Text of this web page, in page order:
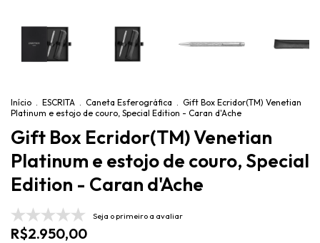
Início . ESCRITA . Caneta Esferográfica . Gift Box Ecridor(TM) Venetian
Platinum e estojo de couro, Special Edition - Caran d'Ache
Gift Box Ecridor(TM) Venetian
Platinum e estojo de couro, Special
Edition - Caran d'Ache
Seja o primeiro a avaliar
R$2.950,00